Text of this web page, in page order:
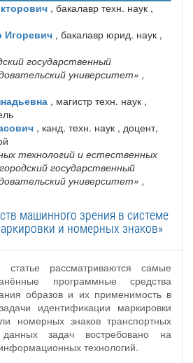
, бакалавр техн. наук ,
Игоревич , бакалавр юрид. наук ,
государственный
университет» ,
, магистр техн. наук ,
, канд. техн. наук , доцент,
технологий и естественных
государственный
университет» ,
машинного зрения в системе
и номерных знаков»
рассматриваются самые
программные средства
образов и их применимость в
идентификации маркировки
номерных знаков транспортных
задач востребовано на
технологий.